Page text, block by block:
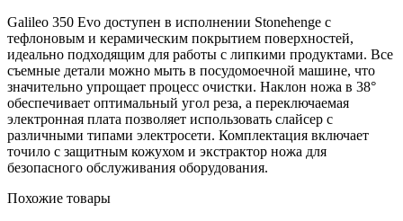
Galileo 350 Evo доступен в исполнении Stonehenge с
тефлоновым и керамическим покрытием поверхностей,
идеально подходящим для работы с липкими продуктами. Все
съемные детали можно мыть в посудомоечной машине, что
значительно упрощает процесс очистки. Наклон ножа в 38°
обеспечивает оптимальный угол реза, а переключаемая
электронная плата позволяет использовать слайсер с
различными типами электросети. Комплектация включает
точило с защитным кожухом и экстрактор ножа для
безопасного обслуживания оборудования.
Похожие товары